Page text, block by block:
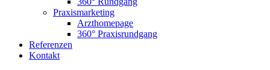
Praxismarketing
Arzthomepage
360° Praxisrundgang
Referenzen
Kontakt